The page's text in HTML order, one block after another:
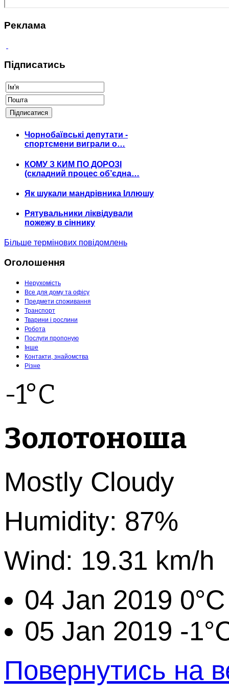
Реклама
Підписатись
Чорнобаївські депутати -
спортсмени виграли о…
КОМУ З КИМ ПО ДОРОЗІ
(складний процес об’єдна…
Як шукали мандрівника Іллюшу
Рятувальники ліквідували
пожежу в сіннику
Більше термінових повідомлень
Оголошення
Нерухомість
Все для дому та офісу
Предмети споживання
Транспорт
Тварини і рослини
Робота
Послуги пропоную
Інше
Контакти, знайомства
Різне
-1°C
Золотоноша
Mostly Cloudy
Humidity: 87%
Wind: 19.31 km/h
04 Jan 2019 0°C
05 Jan 2019 -
Повернутись на